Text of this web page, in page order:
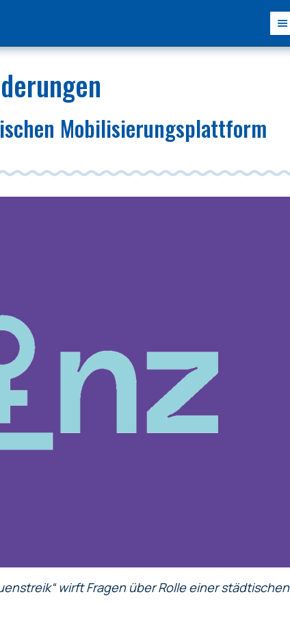
Mobilisierungsplattform
wirft Fragen über Rolle einer städtischen